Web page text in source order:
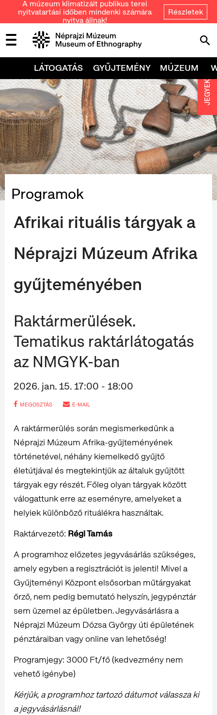
A múzeum klimatizált publikus terei
nyitvatartási időben mindenki számára
nyitva állnak!
Részletek
LÁTOGATÁS GYŰJTEMÉNY MÚZEUM
Programok
Afrikai rituális tárgyak a
Néprajzi Múzeum Afrika
gyűjteményében
Raktármerülések.
Tematikus raktárlátogatás
az NMGYK-ban
2026. jan. 15. 17:00 - 18:00
MEGOSZTÁS E-MAIL
A raktármerülés során megismerkedünk a
Néprajzi Múzeum Afrika-gyűjteményének
történetével, néhány kiemelkedő gyűjtő
életútjával és megtekintjük az általuk gyűjtött
tárgyak egy részét. Főleg olyan tárgyak között
válogattunk erre az eseményre, amelyeket a
helyiek különböző rituálékra használtak.
Raktárvezető: Régi Tamás
A programhoz előzetes jegyvásárlás szükséges,
amely egyben a regisztrációt is jelenti! Mivel a
Gyűjteményi Központ elsősorban műtárgyakat
őrző, nem pedig bemutató helyszín, jegypénztár
sem üzemel az épületben. Jegyvásárlásra a
Néprajzi Múzeum Dózsa György úti épületének
pénztáraiban vagy online van lehetőség!
Programjegy: 3000 Ft/fő (kedvezmény nem
vehető igénybe)
Kérjük, a programhoz tartozó dátumot válassza ki
a jegyvásárlásnál!
JEGYEK